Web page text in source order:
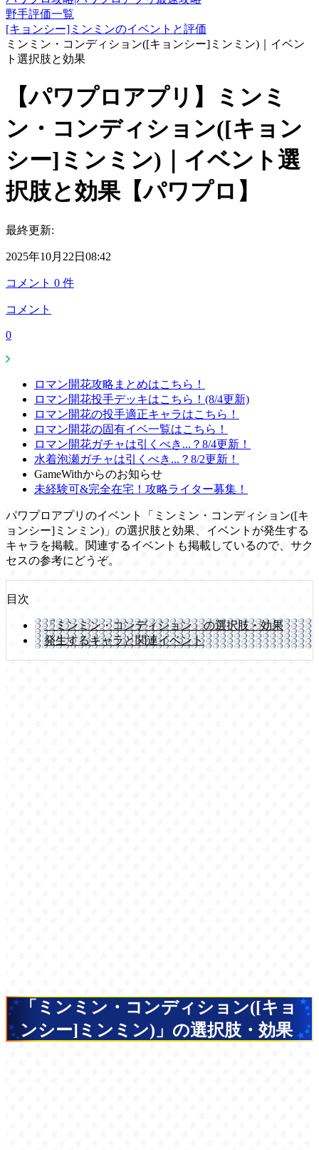
野手評価一覧
[キョンシー]ミンミンのイベントと評価
ミンミン・コンディション([キョンシー]ミンミン)｜イベン
ト選択肢と効果
【パワプロアプリ】ミンミ
ン・コンディション([キョン
シー]ミンミン)｜イベント選
択肢と効果【パワプロ】
最終更新:
2025年10月22日08:42
コメント 0 件
コメント
0
ロマン開花攻略まとめはこちら！
ロマン開花投手デッキはこちら！(8/4更新)
ロマン開花の投手適正キャラはこちら！
ロマン開花の固有イベ一覧はこちら！
ロマン開花ガチャは引くべき...？8/4更新！
水着泡瀬ガチャは引くべき...？8/2更新！
GameWithからのお知らせ
未経験可&完全在宅！攻略ライター募集！
パワプロアプリのイベント「ミンミン・コンディション([キ
ョンシー]ミンミン)」の選択肢と効果、イベントが発生する
キャラを掲載。関連するイベントも掲載しているので、サク
セスの参考にどうぞ。
目次
「ミンミン・コンディション」の選択肢・効果
発生するキャラと関連イベント
「ミンミン・コンディション([キョ
ンシー]ミンミン)」の選択肢・効果